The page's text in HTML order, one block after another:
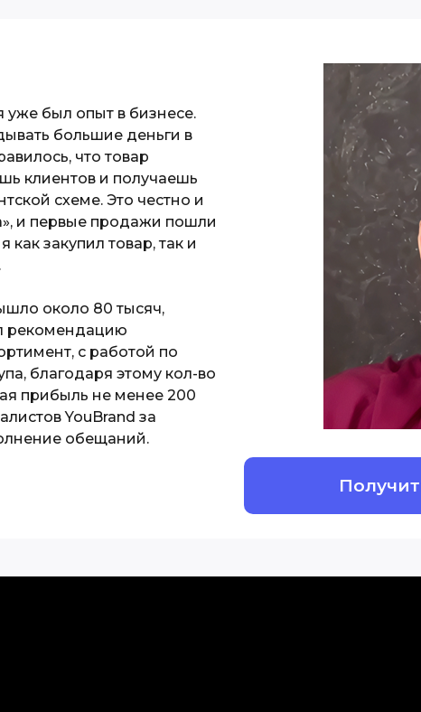
уже был опыт в бизнесе.
большие деньги в
что товар
клиентов и получаешь
схеме. Это честно и
и первые продажи пошли
закупил товар, так и
около 80 тысяч,
рекомендацию
с работой по
благодаря этому кол-во
прибыль не менее 200
YouBrand за
обещаний.